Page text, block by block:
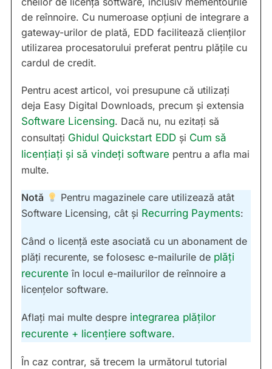
de reînnoire. Cu numeroase opțiuni de integrare a
gateway-urilor de plată, EDD facilitează clienților
utilizarea procesatorului preferat pentru plățile cu
cardul de credit.
Pentru acest articol, voi presupune că utilizați
deja Easy Digital Downloads, precum și extensia
Software Licensing. Dacă nu, nu ezitați să
consultați Ghidul Quickstart EDD și Cum să
licențiați și să vindeți software pentru a afla mai
multe.
Notă
Pentru magazinele care utilizează atât
Software Licensing, cât și Recurring Payments:
Când o licență este asociată cu un abonament de
plăți recurente, se folosesc e-mailurile de plăți
recurente în locul e-mailurilor de reînnoire a
licențelor software.
Aflați mai multe despre integrarea plăților
recurente + licențiere software.
În caz contrar, să trecem la următorul tutorial